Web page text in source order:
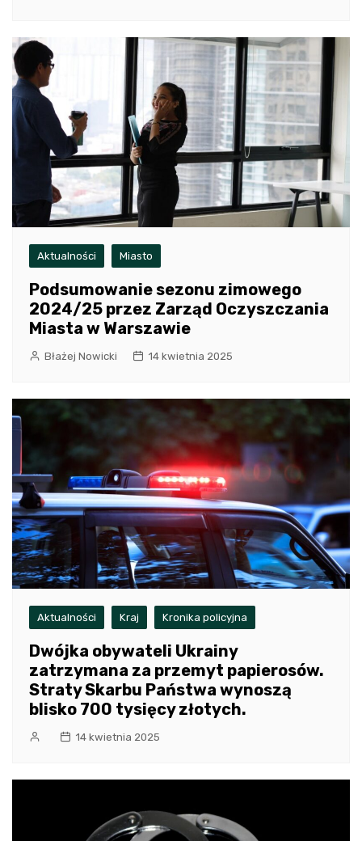
Aktualności Miasto
Podsumowanie sezonu zimowego
2024/25 przez Zarząd Oczyszczania
Miasta w Warszawie
Błażej Nowicki 14 kwietnia 2025
Aktualności Kraj Kronika policyjna
Dwójka obywateli Ukrainy
zatrzymana za przemyt papierosów.
Straty Skarbu Państwa wynoszą
blisko 700 tysięcy złotych.
14 kwietnia 2025